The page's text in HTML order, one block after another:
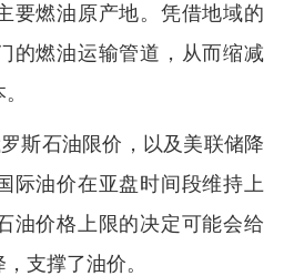
要燃油原产地。凭借地域的
的燃油运输管道，从而缩减
斯石油限价，以及美联储降
际油价在亚盘时间段维持上
油价格上限的决定可能会给
支撑了油价。